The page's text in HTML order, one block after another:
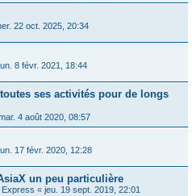
22 oct. 2025, 20:34
lun. 8 févr. 2021, 18:44
ses activités pour de longs
4 août 2020, 08:57
lun. 17 févr. 2020, 12:28
un peu particulière
Express « jeu. 19 sept. 2019, 22:01